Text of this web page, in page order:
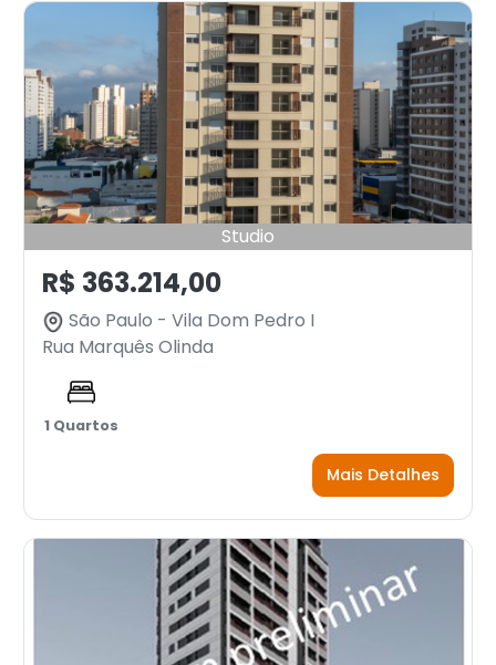
Studio
R$ 363.214,00
São Paulo - Vila Dom Pedro I
Rua Marquês Olinda
1 Quartos
Mais Detalhes